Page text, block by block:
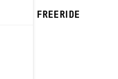
2023 FREERIDE